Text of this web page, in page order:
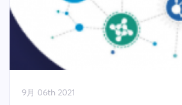
9月 06th 2021